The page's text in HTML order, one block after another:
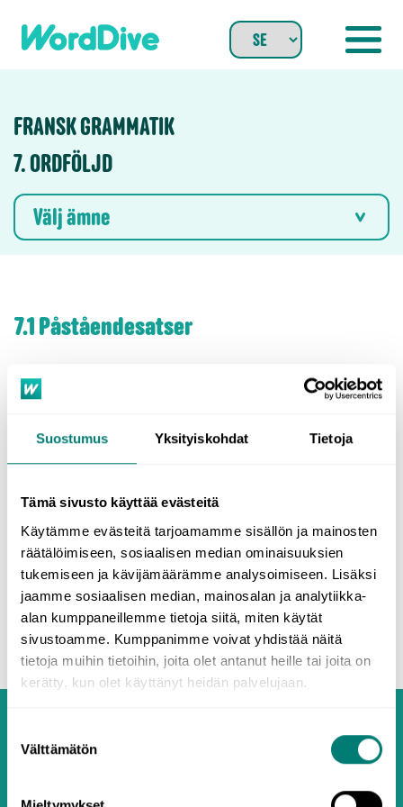
Suostumus Yksityiskohdat Tietoja
Tämä sivusto käyttää evästeitä
Käytämme evästeitä tarjoamamme sisällön ja mainosten
räätälöimiseen, sosiaalisen median ominaisuuksien
tukemiseen ja kävijämäärämme analysoimiseen. Lisäksi
jaamme sosiaalisen median, mainosalan ja analytiikka-
alan kumppaneillemme tietoja siitä, miten käytät
sivustoamme. Kumppanimme voivat yhdistää näitä
tietoja muihin tietoihin, joita olet antanut heille tai joita on
kerätty, kun olet käyttänyt heidän palvelujaan.
valinta
Välttämätön
content
FRANSK GRAMMATIK
7. ORDFÖLJD
Välj ämne
7.1 Påståendesatser
7.2 Frågesatser
Början 7.1 Påståendesatser